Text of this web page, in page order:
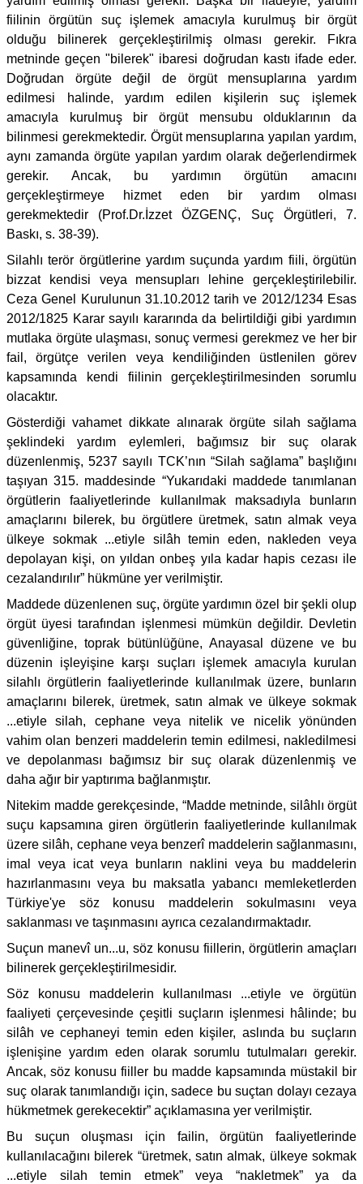
fiilinin örgütün suç işlemek amacıyla kurulmuş bir örgüt
olduğu bilinerek gerçekleştirilmiş olması gerekir. Fıkra
metninde geçen "bilerek" ibaresi doğrudan kastı ifade eder.
Doğrudan örgüte değil de örgüt mensuplarına yardım
edilmesi halinde, yardım edilen kişilerin suç işlemek
amacıyla kurulmuş bir örgüt mensubu olduklarının da
bilinmesi gerekmektedir. Örgüt mensuplarına yapılan yardım,
aynı zamanda örgüte yapılan yardım olarak değerlendirmek
gerekir. Ancak, bu yardımın örgütün amacını
gerçekleştirmeye hizmet eden bir yardım olması
gerekmektedir (Prof.Dr.İzzet ÖZGENÇ, Suç Örgütleri, 7.
Baskı, s. 38-39).
Silahlı terör örgütlerine yardım suçunda yardım fiili, örgütün
bizzat kendisi veya mensupları lehine gerçekleştirilebilir.
Ceza Genel Kurulunun 31.10.2012 tarih ve 2012/1234 Esas
2012/1825 Karar sayılı kararında da belirtildiği gibi yardımın
mutlaka örgüte ulaşması, sonuç vermesi gerekmez ve her bir
fail, örgütçe verilen veya kendiliğinden üstlenilen görev
kapsamında kendi fiilinin gerçekleştirilmesinden sorumlu
olacaktır.
Gösterdiği vahamet dikkate alınarak örgüte silah sağlama
şeklindeki yardım eylemleri, bağımsız bir suç olarak
düzenlenmiş, 5237 sayılı TCK’nın “Silah sağlama” başlığını
taşıyan 315. maddesinde “Yukarıdaki maddede tanımlanan
örgütlerin faaliyetlerinde kullanılmak maksadıyla bunların
amaçlarını bilerek, bu örgütlere üretmek, satın almak veya
ülkeye sokmak ...etiyle silâh temin eden, nakleden veya
depolayan kişi, on yıldan onbeş yıla kadar hapis cezası ile
cezalandırılır” hükmüne yer verilmiştir.
Maddede düzenlenen suç, örgüte yardımın özel bir şekli olup
örgüt üyesi tarafından işlenmesi mümkün değildir. Devletin
güvenliğine, toprak bütünlüğüne, Anayasal düzene ve bu
düzenin işleyişine karşı suçları işlemek amacıyla kurulan
silahlı örgütlerin faaliyetlerinde kullanılmak üzere, bunların
amaçlarını bilerek, üretmek, satın almak ve ülkeye sokmak
...etiyle silah, cephane veya nitelik ve nicelik yönünden
vahim olan benzeri maddelerin temin edilmesi, nakledilmesi
ve depolanması bağımsız bir suç olarak düzenlenmiş ve
daha ağır bir yaptırıma bağlanmıştır.
Nitekim madde gerekçesinde, “Madde metninde, silâhlı örgüt
suçu kapsamına giren örgütlerin faaliyetlerinde kullanılmak
üzere silâh, cephane veya benzerî maddelerin sağlanmasını,
imal veya icat veya bunların naklini veya bu maddelerin
hazırlanmasını veya bu maksatla yabancı memleketlerden
Türkiye'ye söz konusu maddelerin sokulmasını veya
saklanması ve taşınmasını ayrıca cezalandırmaktadır.
Suçun manevî un...u, söz konusu fiillerin, örgütlerin amaçları
bilinerek gerçekleştirilmesidir.
Söz konusu maddelerin kullanılması ...etiyle ve örgütün
faaliyeti çerçevesinde çeşitli suçların işlenmesi hâlinde; bu
silâh ve cephaneyi temin eden kişiler, aslında bu suçların
işlenişine yardım eden olarak sorumlu tutulmaları gerekir.
Ancak, söz konusu fiiller bu madde kapsamında müstakil bir
suç olarak tanımlandığı için, sadece bu suçtan dolayı cezaya
hükmetmek gerekecektir” açıklamasına yer verilmiştir.
Bu suçun oluşması için failin, örgütün faaliyetlerinde
kullanılacağını bilerek “üretmek, satın almak, ülkeye sokmak
...etiyle silah temin etmek” veya “nakletmek” ya da